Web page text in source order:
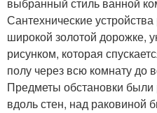
Сантехнические
широкой золотой дорожке,
рисунком, которая
полу через всю комнату до
Предметы обстановки
вдоль стен, над раковиной